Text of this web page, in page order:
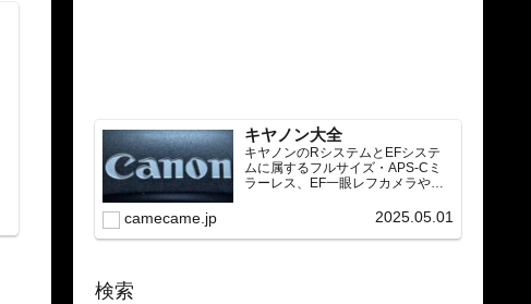
キヤノン大全
キヤノンのRシステムとEFシステ
ムに属するフルサイズ・APS-Cミ
ラーレス、EF一眼レフカメラや
望遠）をカテゴリ別に網羅し、効
種の内部リンク設計で回遊性向上
camecame.jp 2025.05.01
検索